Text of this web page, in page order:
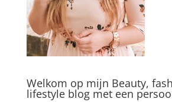
Welkom op mijn Beauty,
lifestyle blog met een